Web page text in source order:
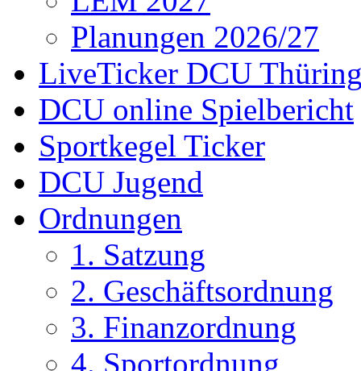
Planungen 2026/27
LiveTicker DCU
DCU online Spielbericht
Sportkegel Ticker
DCU Jugend
Ordnungen
1. Satzung
2. Geschäftsordnung
3. Finanzordnung
4. Sportordnung